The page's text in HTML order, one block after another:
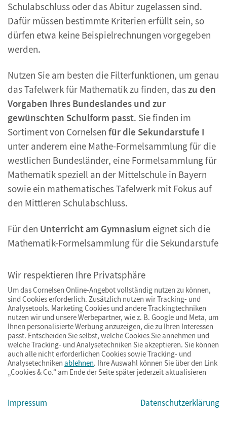
Schulabschluss oder das Abitur zugelassen sind.
Dafür müssen bestimmte Kriterien erfüllt sein, so
dürfen etwa keine Beispielrechnungen vorgegeben
werden.
Nutzen Sie am besten die Filterfunktionen, um genau
das Tafelwerk für Mathematik zu finden, daszu den
Vorgaben Ihres Bundeslandes und zur
gewünschten Schulform passt. Sie finden im
Sortiment von Cornelsen für die Sekundarstufe I
unter anderem eine Mathe-Formelsammlung für die
westlichen Bundesländer, eine Formelsammlung für
Mathematik speziell an der Mittelschule in Bayern
sowie ein mathematisches Tafelwerk mit Fokus auf
den Mittleren Schulabschluss.
Für den Unterricht am Gymnasium eignet sich die
Mathematik-Formelsammlung für die Sekundarstufe
für sämtliche Klausuren inklusive der Abiturprüfung
zugelassen. Für Bayern nutzen Sie die
Formelsammlung für Naturwissenschaften am
Gymnasium, die auch einen mathematischen Teil
enthält.
Tipp:Natürlich finden Sie bei Cornelsen nicht nur
Tafelwerke für Mathematik, sondern auch
Wir respektieren Ihre Privatsphäre
Um das Cornelsen Online-Angebot vollständig nutzen zu können,
sind Cookies erforderlich. Zusätzlich nutzen wir Tracking- und
Analysetools. Marketing Cookies und andere Trackingtechniken
nutzen wir und unsere Werbepartner, wie z. B. Google und Meta, um
Ihnen personalisierte Werbung anzuzeigen, die zu Ihren Interessen
passt. Entscheiden Sie selbst, welche Cookies Sie annehmen und
welche Tracking- und Analysetechniken Sie akzeptieren. Sie können
auch alle nicht erforderlichen Cookies sowie Tracking- und
Analysetechniken ablehnen. Ihre Auswahl können Sie über den Link
„Cookies & Co.“ am Ende der Seite später jederzeit aktualisieren
Impressum Datenschutzerklärung